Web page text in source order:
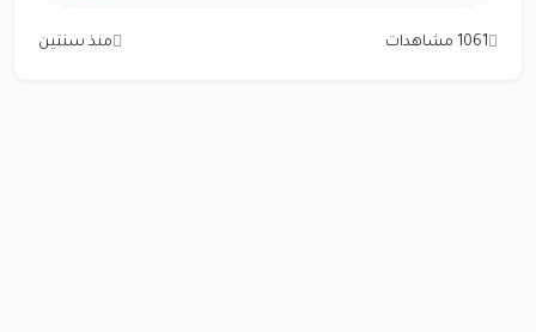
1061 مشاهدات منذ سنتين